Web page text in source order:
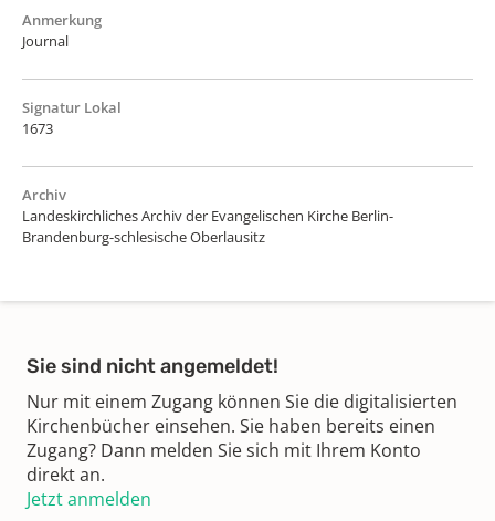
Anmerkung
Journal
Signatur Lokal
1673
Archiv
Landeskirchliches Archiv der Evangelischen Kirche Berlin-
Brandenburg-schlesische Oberlausitz
Sie sind nicht angemeldet!
Nur mit einem Zugang können Sie die digitalisierten
Kirchenbücher einsehen. Sie haben bereits einen
Zugang? Dann melden Sie sich mit Ihrem Konto
direkt an.
Jetzt anmelden